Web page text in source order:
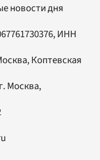
новости дня
ИНН
Коптевская
Москва,